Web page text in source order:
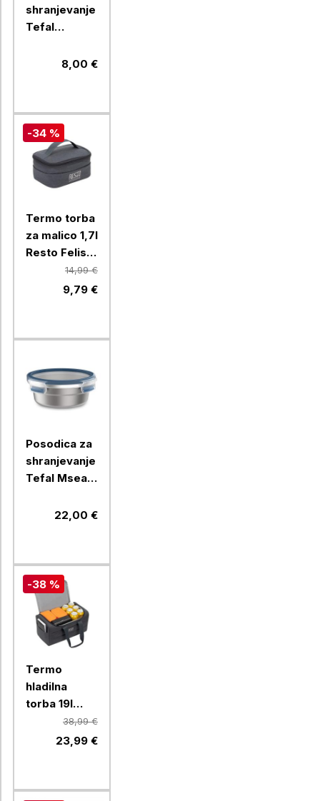
shranjevanje
Tefal
AQ., 1.5 L,8,00 €
-34 %
Termo torba
za malico 1,7l
Resto Felis
14,99 €
9,79 €
Posodica za
shranjevanje
Tefal Mseal
ml, modra
22,00 €
-38 %
Termo
hladilna
torba 19l
Resto Felis
38,99 €
23,99 €